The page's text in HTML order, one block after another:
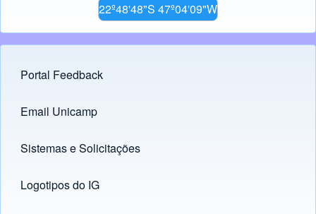
22º48'48"S 47º04'09"W
Footer menu
Portal Feedback
Links
Email Unicamp
(opens in new tab)
Sistemas e Solicitações
(opens in new tab)
Logotipos do IG
(opens in new tab)